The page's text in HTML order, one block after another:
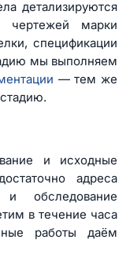
детализируются
чертежей марки
спецификации
мы выполняем
— тем же
и исходные
адреса
обследование
в течение часа
работы даём